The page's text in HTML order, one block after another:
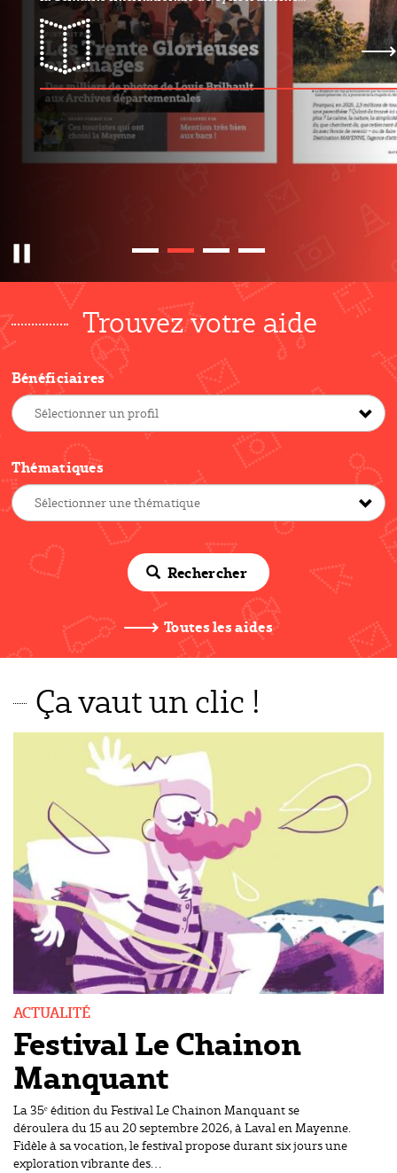
mayMAG n°31
Trouvez votre aide
Bénéficiaires
Thématiques
Rechercher
Toutes les aides
Ça vaut un clic !
Festival Le Chainon
Manquant
ACTUALITÉ
La 35ᵉ édition du Festival Le Chainon Manquant se
déroulera du 15 au 20 septembre 2026, à Laval en Mayenne.
Fidèle à sa vocation, le festival propose durant six jours une
exploration vibrante des…